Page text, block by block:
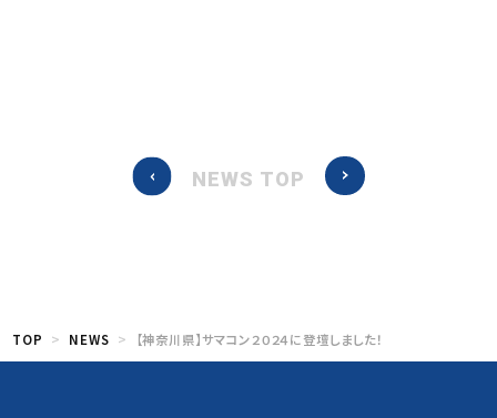
NEWS TOP
TOP NEWS 【神奈川県】サマコン２０２４に登壇しました！